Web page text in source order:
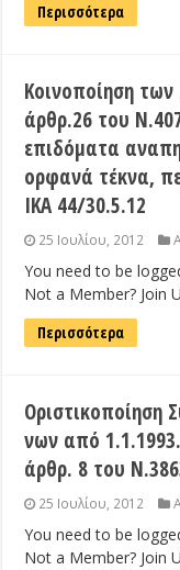
Περισσότερα
Κοινοποίηση
άρθρ.26 του
επιδόματα
ορφανά τέκνα,
ΙΚΑ 44/30.5.12
25 Ιουλίου, 2012
You need to be
Not a Member? Join
Περισσότερα
Οριστικοποίηση
νων από
άρθρ. 8 του
25 Ιουλίου, 2012
You need to be
Not a Member? Join